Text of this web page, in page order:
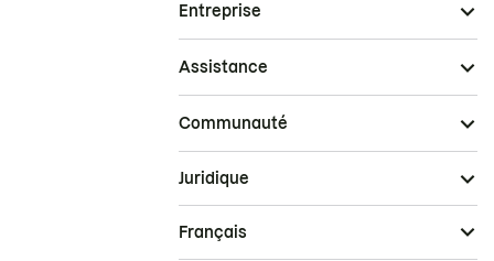
Entreprise
Assistance
Communauté
Juridique
Français